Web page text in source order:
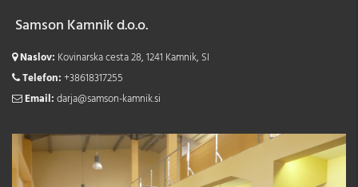
Samson Kamnik d.o.o.
Naslov: Kovinarska cesta 28, 1241 Kamnik, SI
Telefon:+38618317255
Email:darja@samson-kamnik.si